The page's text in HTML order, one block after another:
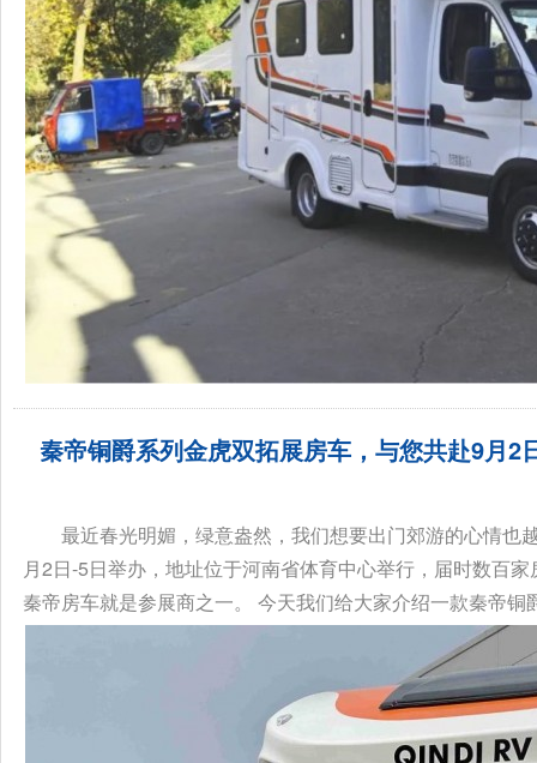
秦帝铜爵系列金虎双拓展房车，与您共赴9月
最近春光明媚，绿意盎然，我们想要出门郊游的心情
月2日-5日举办，地址位于河南省体育中心举行，届时数百
秦帝房车就是参展商之一。 今天我们给大家介绍一款秦帝铜